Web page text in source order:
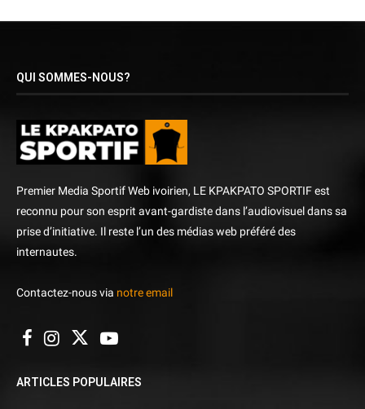
QUI SOMMES-NOUS?
Premier Media Sportif Web ivoirien, LE KPAKPATO SPORTIF est
reconnu pour son esprit avant-gardiste dans l’audiovisuel dans sa
prise d’initiative. Il reste l’un des médias web préféré des
internautes.
Contactez-nous via notre email
ARTICLES POPULAIRES